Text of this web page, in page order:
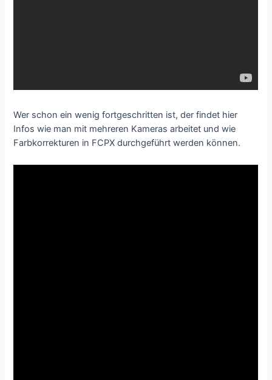
Wer schon ein wenig fortgeschritten ist, der findet hier
Infos wie man mit mehreren Kameras arbeitet und wie
Farbkorrekturen in FCPX durchgeführt werden können.